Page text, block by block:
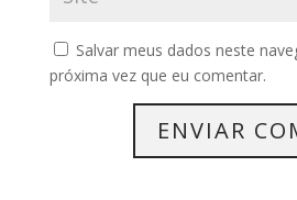
Salvar meus dados neste
próxima vez que eu comentar.